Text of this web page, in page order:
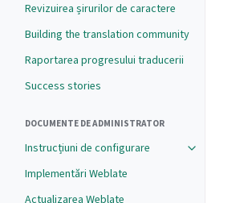
Revizuirea șirurilor de caractere
Building the translation community
Raportarea progresului traducerii
Success stories
DOCUMENTE DE ADMINISTRATOR
Instrucțiuni de configurare
Implementări Weblate
Actualizarea Weblate